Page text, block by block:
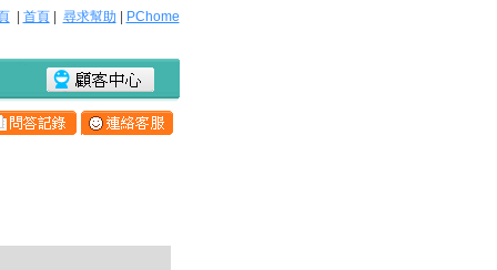
| 首頁| 尋求幫助 PChome